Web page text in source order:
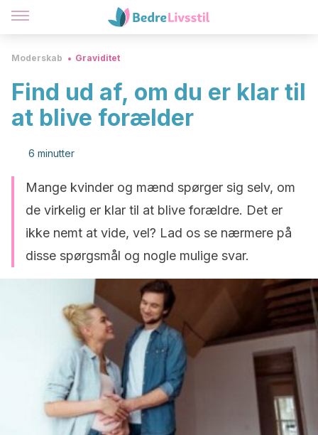
Moderskab Graviditet
Find ud af, om du er klar til
at blive forælder
6 minutter
Mange kvinder og mænd spørger sig selv, om
de virkelig er klar til at blive forældre. Det er
ikke nemt at vide, vel? Lad os se nærmere på
disse spørgsmål og nogle mulige svar.